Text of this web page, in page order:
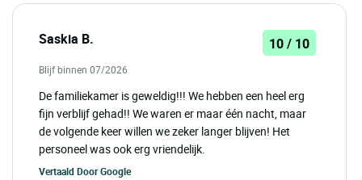
Saskia B. 10 / 10
Blijf binnen 07/2026
De familiekamer is geweldig!!! We hebben een heel erg
fijn verblijf gehad!! We waren er maar één nacht, maar
de volgende keer willen we zeker langer blijven! Het
personeel was ook erg vriendelijk.
Vertaald DoorGoogle